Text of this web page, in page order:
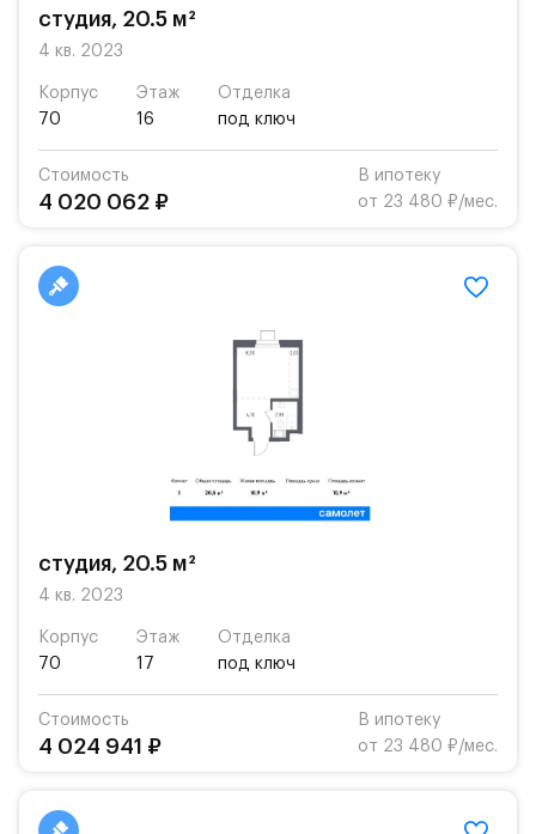
студия, 20.5 м²
4 кв. 2023
Корпус
70
Этаж
16
Отделка
под ключ
Стоимость
4 020 062 ₽
В ипотеку
от 23 480 ₽/мес.
студия, 20.5 м²
4 кв. 2023
Корпус
70
Этаж
17
Отделка
под ключ
Стоимость
4 024 941 ₽
В ипотеку
от 23 480 ₽/мес.